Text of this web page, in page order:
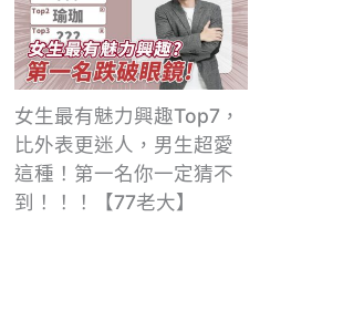
女生最有魅力興趣Top7，
比外表更迷人，男生超愛
這種！第一名你一定猜不
到！！！【77老大】